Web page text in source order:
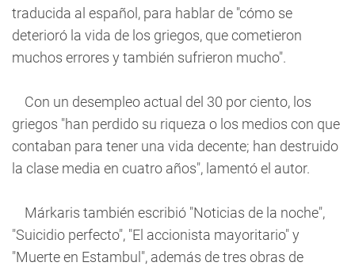
traducida al español, para hablar de "cómo se
deterioró la vida de los griegos, que cometieron
muchos errores y también sufrieron mucho".
Con un desempleo actual del 30 por ciento, los
griegos "han perdido su riqueza o los medios con que
contaban para tener una vida decente; han destruido
la clase media en cuatro años", lamentó el autor.
Márkaris también escribió "Noticias de la noche",
"Suicidio perfecto", "El accionista mayoritario" y
"Muerte en Estambul", además de tres obras de